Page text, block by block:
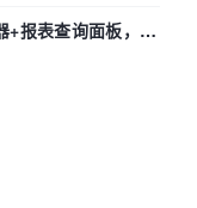
+报表查询面板，参